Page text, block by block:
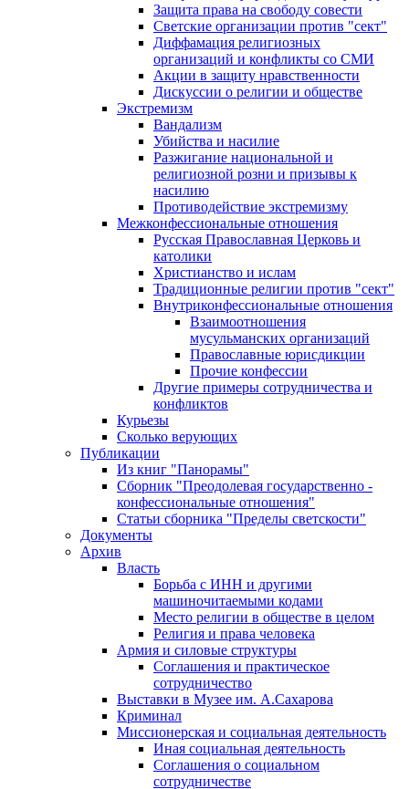
Защита права на свободу совести
Светские организации против "сект"
Диффамация религиозных
организаций и конфликты со СМИ
Акции в защиту нравственности
Дискуссии о религии и обществе
Экстремизм
Вандализм
Убийства и насилие
Разжигание национальной и
религиозной розни и призывы к
насилию
Противодействие экстремизму
Межконфессиональные отношения
Русская Православная Церковь и
католики
Христианство и ислам
Традиционные религии против "сект"
Внутриконфессиональные отношения
Взаимоотношения
мусульманских организаций
Православные юрисдикции
Прочие конфессии
Другие примеры сотрудничества и
конфликтов
Курьезы
Сколько верующих
Публикации
Из книг "Панорамы"
Сборник "Преодолевая государственно -
конфессиональные отношения"
Статьи сборника "Пределы светскости"
Документы
Архив
Власть
Борьба с ИНН и другими
машиночитаемыми кодами
Место религии в обществе в целом
Религия и права человека
Армия и силовые структуры
Соглашения и практическое
сотрудничество
Выставки в Музее им. А.Сахарова
Криминал
Миссионерская и социальная деятельность
Иная социальная деятельность
Соглашения о социальном
сотрудничестве